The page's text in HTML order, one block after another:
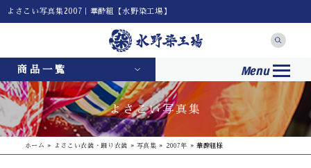
よさこい写真集2007｜華酔組【水野染工場】
商品一覧 Menu
よさこい写真集
ホーム » よさこい衣装・踊り衣装 » 写真集 » 2007年 » 華酔組様